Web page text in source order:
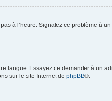
à l’heure. Signalez ce problème à un
langue. Essayez de demander à un
sur le site Internet de phpBB®.